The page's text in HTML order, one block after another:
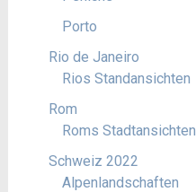
Porto
Rio de Janeiro
Rios Standansichten
Rom
Roms Stadtansichten
Schweiz 2022
Alpenlandschaften